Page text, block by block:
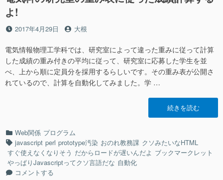
プよ!
投
日
2017年4月29日
投
者
大根
電気情報物理工学科では、研究室によって違った重みに従って計算
した成績の重み付きの平均に従って、研究室に応募した学生を並
べ、上から順に定員分を採用するらしいです。その重み表が公開さ
れているので、計算を自動化してみました。学 …
“電
気
研
究
続きを読む
カ
テ
ゴ
リ
ー
Web関係 プログラム
タ
グ
javascript perl prototype汚染 おのれ教務課 クソみたいなHTML
すぐ使えなくなりそう だからロードが遅いんだよ ブックマークレット
やっぱりJavascriptってクソ言語だな 自動化
電
コメントする